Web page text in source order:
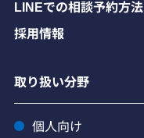
LINEでの相談予約方法
採用情報
取り扱い分野
個人向け